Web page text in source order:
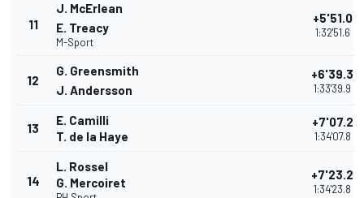
11
J. McErlean
E. Treacy
M-Sport
+5'51.0
1:32'51.6
12
G. Greensmith
J. Andersson
+6'39.3
1:33'39.9
13
E. Camilli
T. de la Haye
+7'07.2
1:34'07.8
14
L. Rossel
G. Mercoiret
+7'23.2
1:34'23.8